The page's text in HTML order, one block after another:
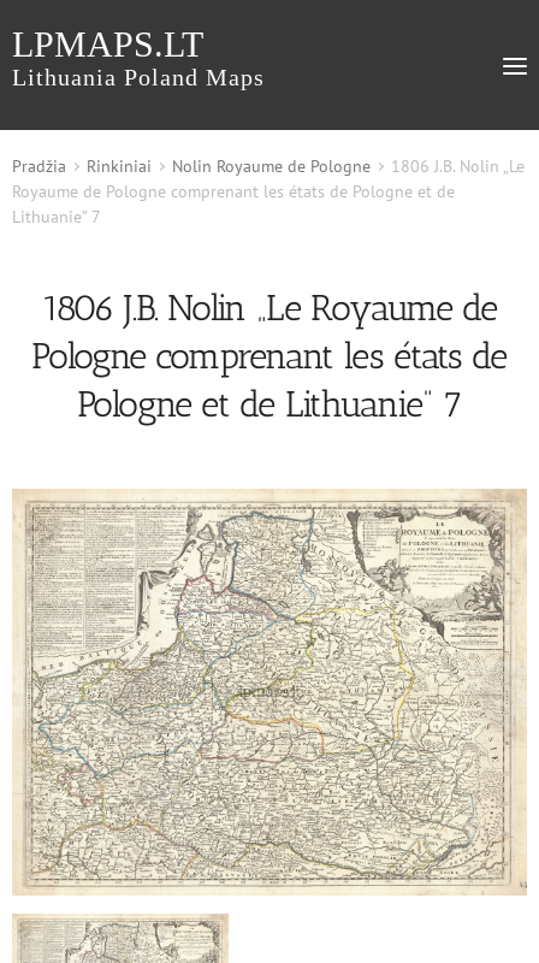
LPMAPS.LT
Lithuania Poland Maps
Pradžia Rinkiniai Nolin Royaume de Pologne
1806 J.B. Nolin „Le
Royaume de Pologne comprenant les états de Pologne et de
Lithuanie” 7
1806 J.B. Nolin „Le Royaume de
Pologne comprenant les états de
Pologne et de Lithuanie” 7